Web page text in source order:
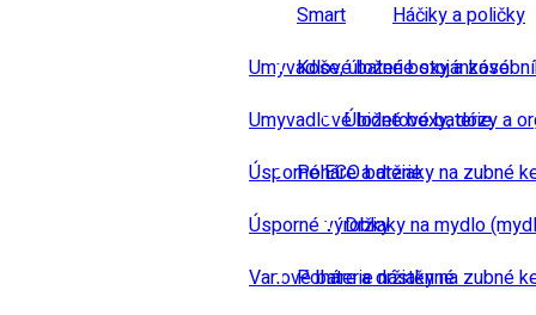
Smart
Umyvadlové baterie stojánkové
Umyvadlové bidetové baterie
Úsporné ECO baterie
Úsporné výrobky
Vanové baterie nástěnné
Háčiky a poličky
Koše, úložné boxy a
Úložné boxy, dózy a
Poháre a držiaky na zubné
Držiaky na mydlo
Poháre a držiaky na zubné